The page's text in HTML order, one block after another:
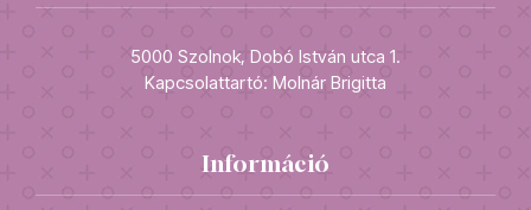
5000 Szolnok, Dobó István utca 1.
Kapcsolattartó: Molnár Brigitta
Információ